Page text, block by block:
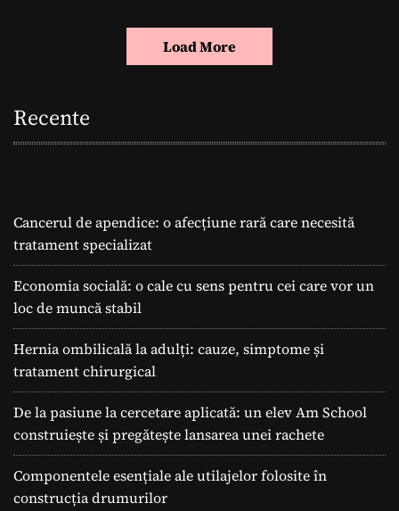
Load More
Recente
Cancerul de apendice: o afecțiune rară care necesită
tratament specializat
Economia socială: o cale cu sens pentru cei care vor un
loc de muncă stabil
Hernia ombilicală la adulți: cauze, simptome și
tratament chirurgical
De la pasiune la cercetare aplicată: un elev Am School
construiește și pregătește lansarea unei rachete
Componentele esențiale ale utilajelor folosite în
construcția drumurilor